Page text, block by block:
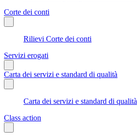
Corte dei conti
Rilievi Corte dei conti
Servizi erogati
Carta dei servizi e standard di qualità
Carta dei servizi e standard di qualità
Class action